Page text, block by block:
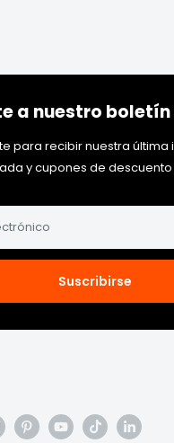
a nuestro
para recibir nuestra última
y cupones de descuento
Suscribirse